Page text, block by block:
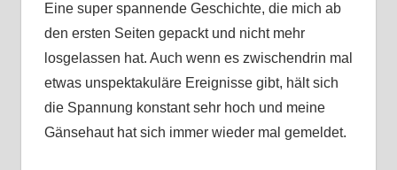
Eine super spannende Geschichte, die mich ab
den ersten Seiten gepackt und nicht mehr
losgelassen hat. Auch wenn es zwischendrin mal
etwas unspektakuläre Ereignisse gibt, hält sich
die Spannung konstant sehr hoch und meine
Gänsehaut hat sich immer wieder mal gemeldet.